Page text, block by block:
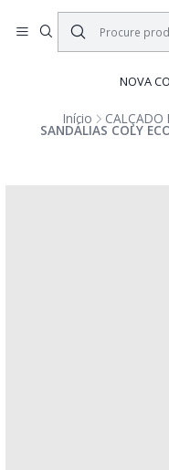
NOVA
Início CALÇADO
SANDÁLIAS COLY